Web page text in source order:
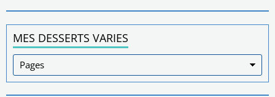
MES DESSERTS VARIES